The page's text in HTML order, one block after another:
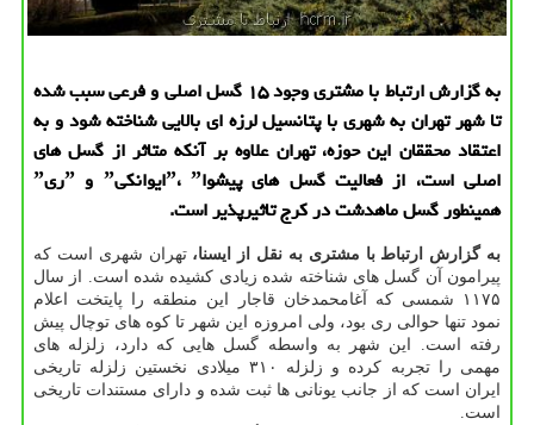
به گزارش ارتباط با مشتری وجود ۱۵ گسل اصلی و فرعی سبب شده
تا شهر تهران به شهری با پتانسیل لرزه ای بالایی شناخته شود و به
اعتقاد محققان این حوزه، تهران علاوه بر آنكه متاثر از گسل های
اصلی است، از فعالیت گسل های پیشواˮ، ˮایوانكیˮ و ˮریˮ
همینطور گسل ماهدشت در كرج تاثیرپذیر است.
به گزارش ارتباط با مشتری به نقل از ایسنا،تهران شهری است كه
پیرامون آن گسل های شناخته شده زیادی كشیده شده است. از سال
۱۱۷۵ شمسی كه آغامحمدخان قاجار این منطقه را پایتخت اعلام
نمود تنها حوالی ری بود، ولی امروزه این شهر تا كوه های توچال پیش
رفته است. این شهر به واسطه گسل هایی كه دارد، زلزله های
مهمی را تجربه كرده و زلزله ۳۱۰ میلادی نخستین زلزله تاریخی
ایران است كه از جانب یونانی ها ثبت شده و دارای مستندات تاریخی
است.